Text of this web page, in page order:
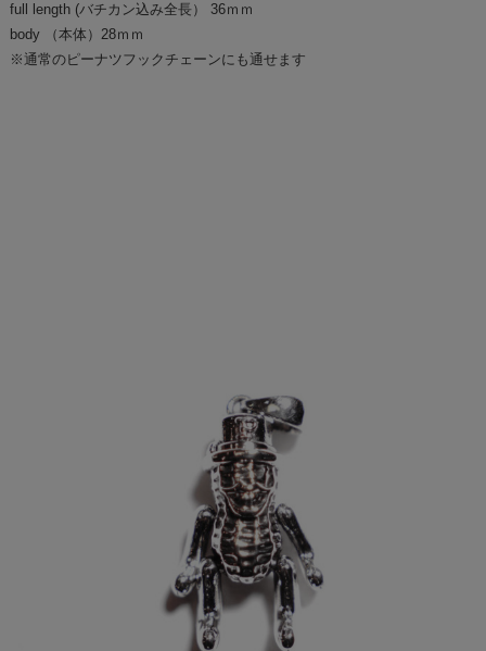
full length (バチカン込み全長） 36ｍｍ
body （本体）28ｍｍ
※通常のピーナツフックチェーンにも通せます